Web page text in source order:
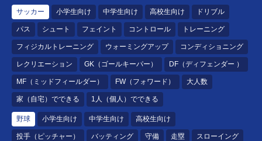
サッカー 小学生向け 中学生向け 高校生向け ドリブル
パス シュート フェイント コントロール トレーニング
フィジカルトレーニング ウォーミングアップ コンディショニング
レクリエーション GK（ゴールキーパー） DF（ディフェンダー ）
MF（ミッドフィールダー） FW（フォワード） 大人数
家（自宅）でできる 1人（個人）でできる
野球 小学生向け 中学生向け 高校生向け
投手（ピッチャー） バッティング 守備 走塁 スローイング